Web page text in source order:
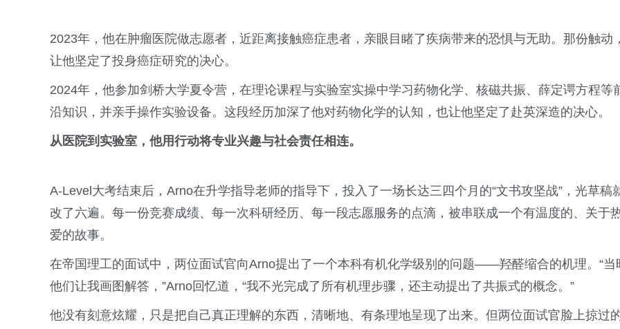
2023年，他在肿瘤医院做志愿者，近距离接触癌症患者，亲眼目睹了疾病带来的恐惧与无助。那份触动，
让他坚定了投身癌症研究的决心。
2024年，他参加剑桥大学夏令营，在理论课程与实验室实操中学习药物化学、核磁共振、薛定谔方程等
沿知识，并亲手操作实验设备。这段经历加深了他对药物化学的认知，也让他坚定了赴英深造的决心。
从医院到实验室，他用行动将专业兴趣与社会责任相连。
A-Level大考结束后，Arno在升学指导老师的指导下，投入了一场长达三四个月的“文书攻坚战”，光草稿
改了六遍。每一份竞赛成绩、每一次科研经历、每一段志愿服务的点滴，被串联成一个有温度的、关于
爱的故事。
在帝国理工的面试中，两位面试官向Arno提出了一个本科有机化学级别的问题——羟醛缩合的机理。“当
他们让我画图解答，”Arno回忆道，“我不光完成了所有机理步骤，还主动提出了共振式的概念。”
他没有刻意炫耀，只是把自己真正理解的东西，清晰地、有条理地呈现了出来。但两位面试官脸上掠过